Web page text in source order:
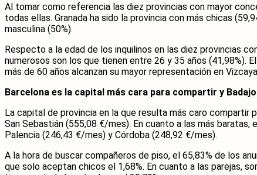
Al tomar como referencia las diez provincias con mayor
todas ellas. Granada ha sido la provincia con más chicas
masculina (50%).
Respecto a la edad de los inquilinos en las diez provincias
numerosos son los que tienen entre 26 y 35 años (41,98%).
más de 60 años alcanzan su mayor representación en
Barcelona es la capital más cara para compartir y
La capital de provincia en la que resulta más caro compartir
San Sebastián (555,08 €/mes). En cuanto a las más
Palencia (246,43 €/mes) y Córdoba (248,92 €/mes).
A la hora de buscar compañeros de piso, el 65,83% de los
que solo aceptan chicos el 1,68%. En cuanto a las parejas,